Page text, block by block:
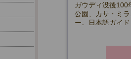
ガウディ没後100
公園、カサ・ミ
ー。日本語ガイ
コ＆ライトアッ